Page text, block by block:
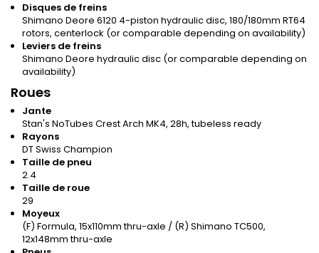
Disques de freins
Shimano Deore 6120 4-piston hydraulic disc, 180/180mm RT64
rotors, centerlock (or comparable depending on availability)
Leviers de freins
Shimano Deore hydraulic disc (or comparable depending on
availability)
Roues
Jante
Stan's NoTubes Crest Arch MK4, 28h, tubeless ready
Rayons
DT Swiss Champion
Taille de pneu
2.4
Taille de roue
29
Moyeux
(F) Formula, 15x110mm thru-axle / (R) Shimano TC500,
12x148mm thru-axle